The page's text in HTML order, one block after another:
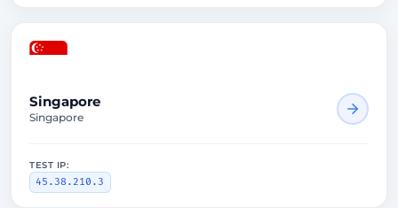
Singapore
Singapore
TEST IP:
45.38.210.3